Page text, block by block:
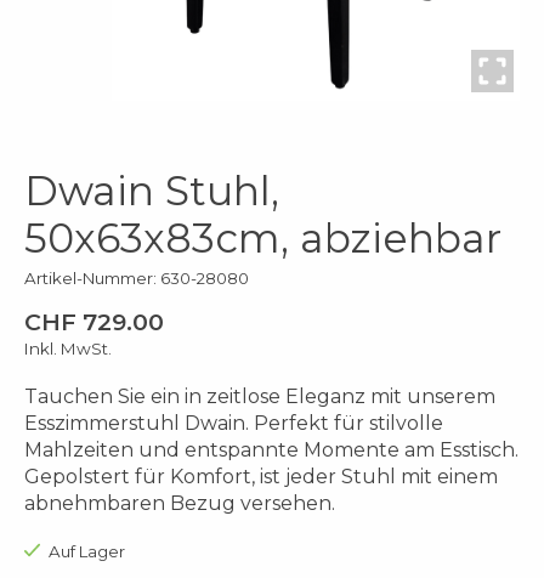
Dwain Stuhl,
50x63x83cm, abziehbar
Artikel-Nummer: 630-28080
CHF 729.00
Inkl. MwSt.
Tauchen Sie ein in zeitlose Eleganz mit unserem
Esszimmerstuhl Dwain. Perfekt für stilvolle
Mahlzeiten und entspannte Momente am Esstisch.
Gepolstert für Komfort, ist jeder Stuhl mit einem
abnehmbaren Bezug versehen.
Auf Lager